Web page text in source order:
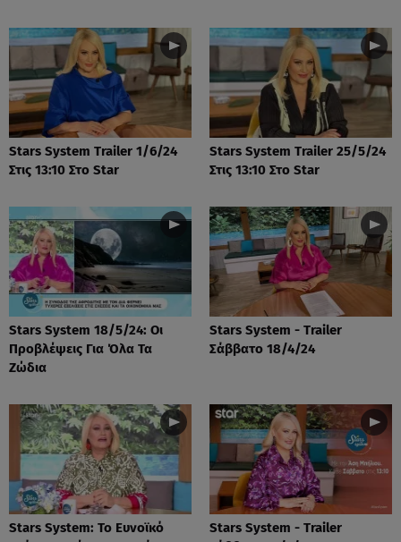
Stars System Trailer 1/6/24
Στις 13:10 Στο Star
Stars System Trailer 25/5/24
Στις 13:10 Στο Star
Stars System 18/5/24: Οι
Προβλέψεις Για Όλα Τα
Ζώδια
Stars System - Trailer
Σάββατο 18/4/24
Stars System: Το Ευνοϊκό
Stars System - Trailer